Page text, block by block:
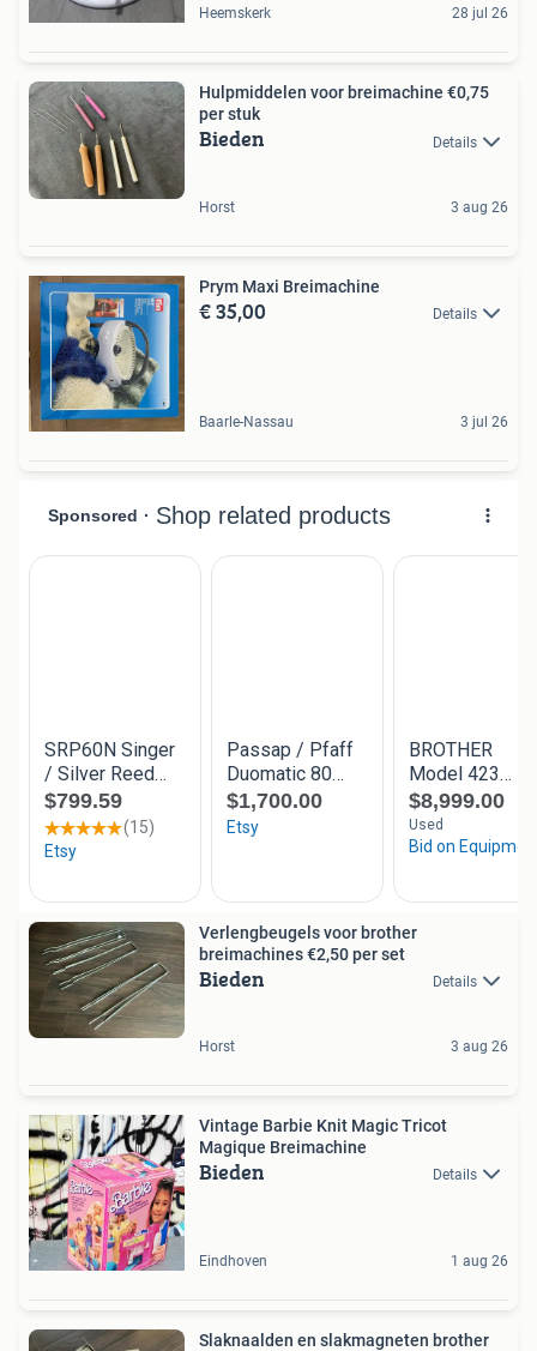
Heemskerk 28 jul 26
Hulpmiddelen voor breimachine €0,75
per stuk
Bieden Details
Horst 3 aug 26
Prym Maxi Breimachine
€ 35,00 Details
Baarle-Nassau 3 jul 26
Verlengbeugels voor brother
breimachines €2,50 per set
Bieden Details
Horst 3 aug 26
Vintage Barbie Knit Magic Tricot
Magique Breimachine
Bieden Details
Eindhoven 1 aug 26
Slaknaalden en slakmagneten brother